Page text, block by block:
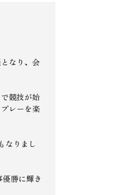
なり、会
競技が始
レーを楽
なりまし
勝に輝き